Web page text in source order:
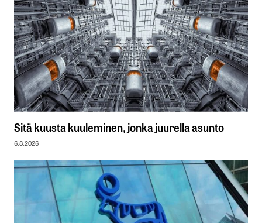
Sitä kuusta kuuleminen, jonka juurella asunto
6.8.2026